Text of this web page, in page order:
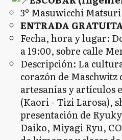
3º Masuwicchi Matsuri
ENTRADA
Fecha, hora y lugar:
a 19:00, sobre calle
Descripción: La
corazón de
artesanías y artículos
(Kaori - Tizi Larosa),
presentación de
Daiko, Miyagi Ryu,